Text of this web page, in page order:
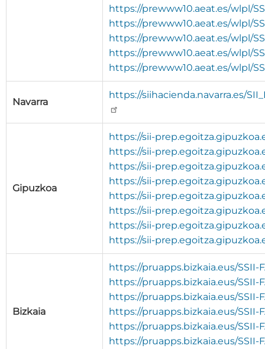
https://prewww10.aeat.es/wlpl/
https://prewww10.aeat.es/wlpl/
https://prewww10.aeat.es/wlpl/
https://prewww10.aeat.es/wlpl/
https://prewww10.aeat.es/wlpl/
Navarra
https://siihacienda.navarra.es/
Gipuzkoa
https://sii-
https://sii-
https://sii-
https://sii-
https://sii-
https://sii-
https://sii-
https://sii-
Bizkaia
https://pruapps.bizkaia.eus/SSII-
https://pruapps.bizkaia.eus/SSII-
https://pruapps.bizkaia.eus/SSII-
https://pruapps.bizkaia.eus/SSII-
https://pruapps.bizkaia.eus/SSII-
https://pruapps.bizkaia.eus/SSII-